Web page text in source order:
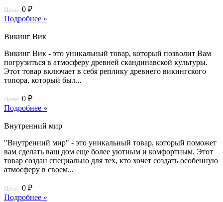
Цена: 0 ₽
Подробнее »
Викинг Вик
Викинг Вик - это уникальный товар, который позволит Вам
погрузиться в атмосферу древней скандинавской культуры.
Этот товар включает в себя реплику древнего викингского
топора, который был...
Цена: 0 ₽
Подробнее »
Внутренний мир
"Внутренний мир" - это уникальный товар, который поможет
вам сделать ваш дом еще более уютным и комфортным. Этот
товар создан специально для тех, кто хочет создать особенную
атмосферу в своем...
Цена: 0 ₽
Подробнее »